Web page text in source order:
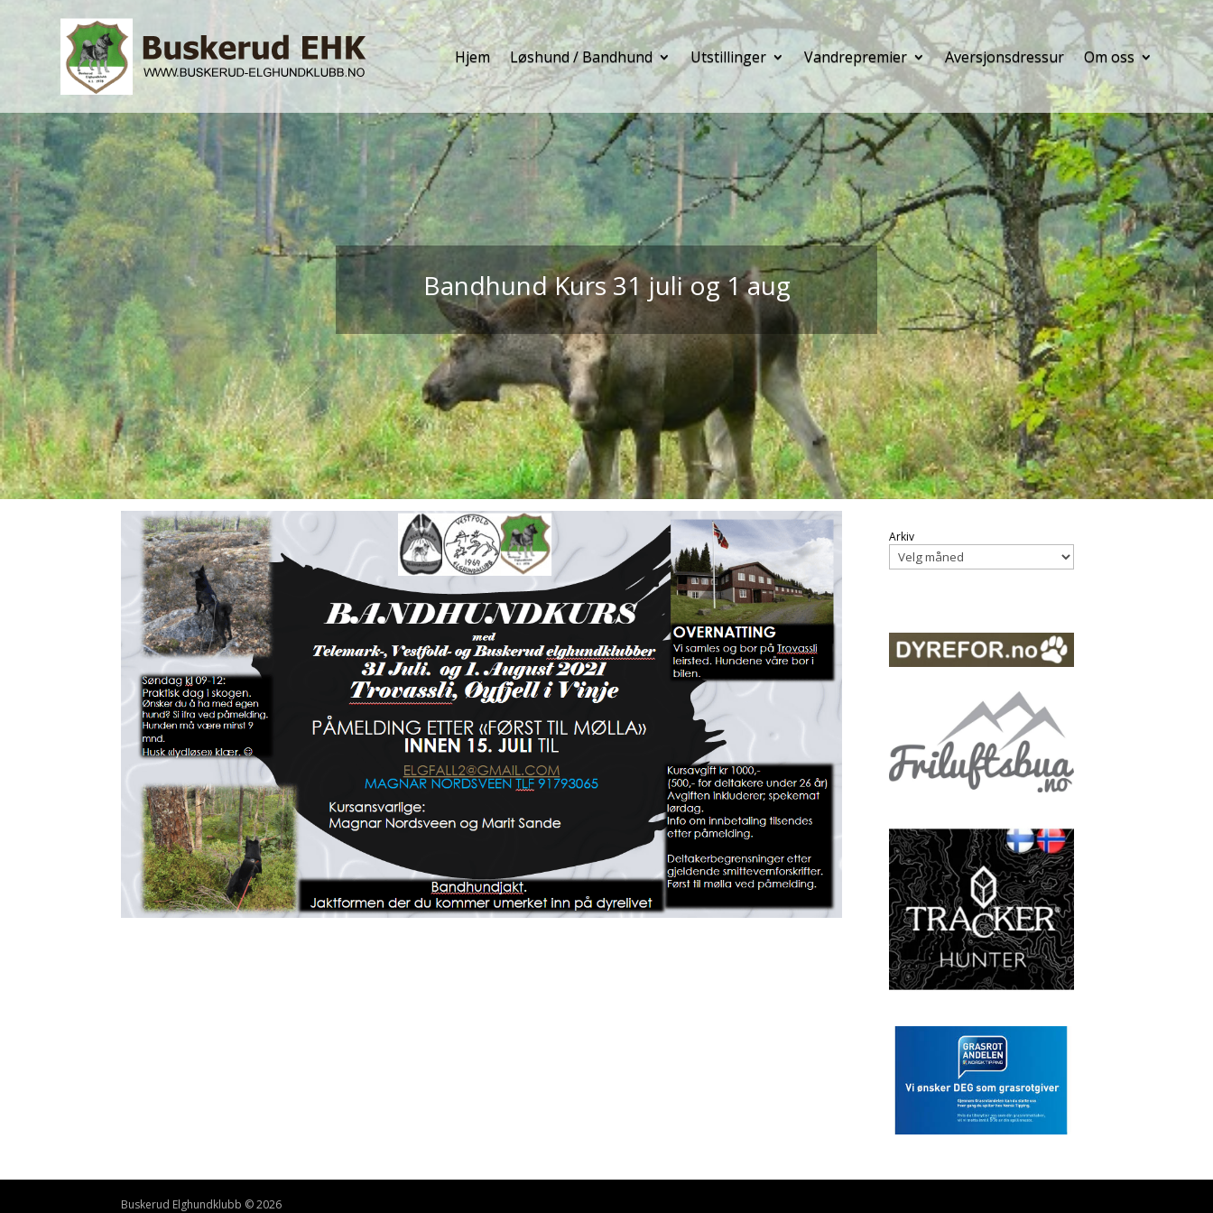
Hjem Løshund / Bandhund Utstillinger Vandrepremier Aversjonsdressur Om oss
Bandhund Kurs 31 juli og 1 aug
Arkiv
Buskerud Elghundklubb © 2026